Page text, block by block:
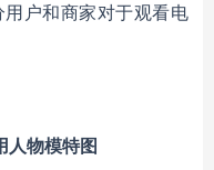
户和商家对于观看电
人物模特图